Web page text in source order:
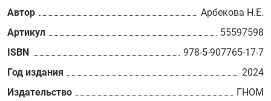
Автор
Арбекова Н.Е.
Артикул
55597598
ISBN
978-5-907765-17-7
Год издания
2024
Издательство
ГНОМ